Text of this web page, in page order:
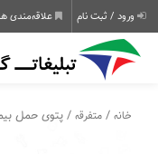
ورود / ثبت نام علاقه‌مندی
خانه /متفرقه / پتوی حمل